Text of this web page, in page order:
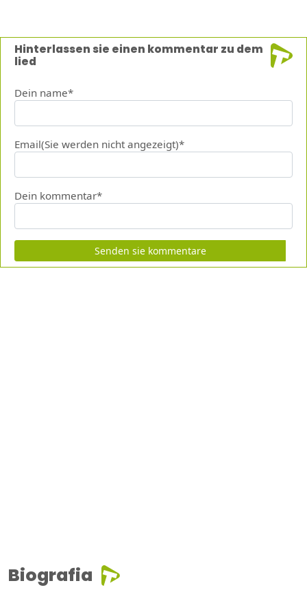
Hinterlassen sie einen kommentar zu dem
lied
Dein name*
Email(Sie werden nicht angezeigt)*
Dein kommentar*
Senden sie kommentare
Biografia